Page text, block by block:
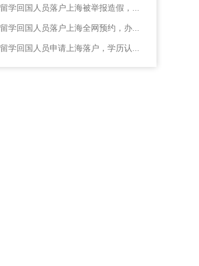
留学回国人员落户上海被举报造假，...
留学回国人员落户上海全网预约，办...
留学回国人员申请上海落户，学历认...